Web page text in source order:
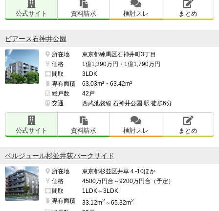
公式サイト 資料請求 検討スレ まとめ
ピアース石神井公園
所在地
東京都練馬区石神井町3丁目
価格
1億1,390万円・1億1,790万円
間取
3LDK
専有面積
63.03m²・63.42m²
総戸数
42戸
交通
西武池袋線 石神井公園 駅 徒歩6分
公式サイト 資料請求 検討スレ まとめ
ベルジュール杉並井荻パークサイド
所在地
東京都杉並区井草４-10ほか
価格
4500万円台～9200万円台（予定）
間取
1LDK～3LDK
専有面積
33.12m2 ～65.32m2